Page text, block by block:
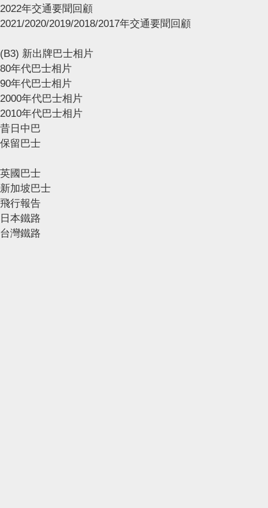
2022年交通要聞回顧
2021/2020/2019/2018/2017年交通要聞回顧
(B3) 新出牌巴士相片
80年代巴士相片
90年代巴士相片
2000年代巴士相片
2010年代巴士相片
昔日中巴
保留巴士
英國巴士
新加坡巴士
飛行報告
日本鐵路
台灣鐵路